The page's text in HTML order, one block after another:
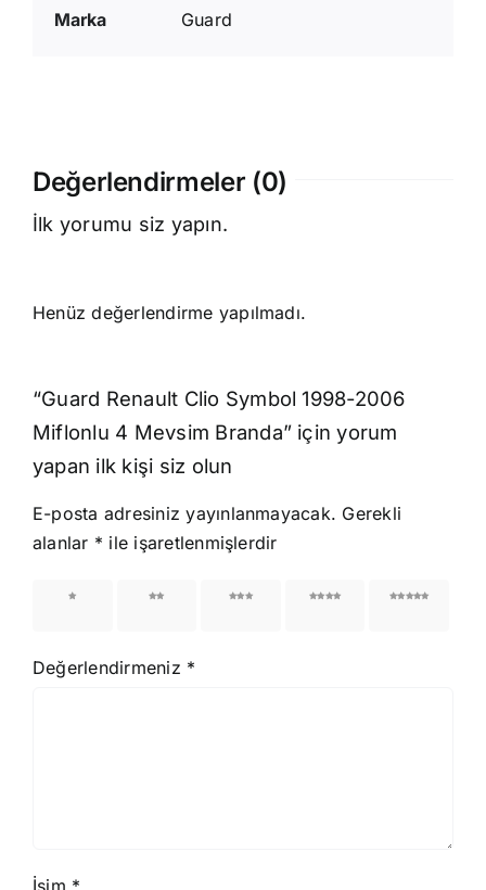
Marka Guard
Değerlendirmeler (0)
İlk yorumu siz yapın.
Henüz değerlendirme yapılmadı.
“Guard Renault Clio Symbol 1998-2006
Miflonlu 4 Mevsim Branda” için yorum
yapan ilk kişi siz olun
E-posta adresiniz yayınlanmayacak. Gerekli
alanlar * ile işaretlenmişlerdir
2/5
3/5
4/5
5/5
Değerlendirmeniz *